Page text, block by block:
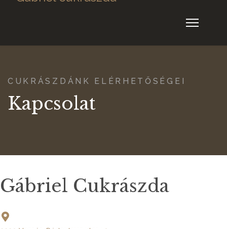
CUKRÁSZDÁNK ELÉRHETŐSÉGEI
Kapcsolat
Gábriel Cukrászda